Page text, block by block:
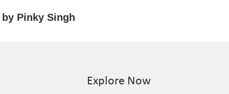
by Pinky Singh
Explore Now